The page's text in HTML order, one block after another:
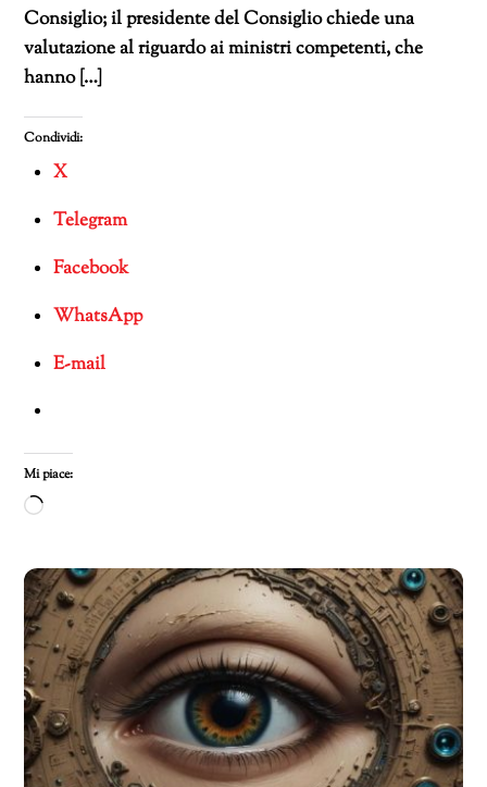
Consiglio; il presidente del Consiglio chiede una
valutazione al riguardo ai ministri competenti, che
hanno […]
Condividi:
X
Telegram
Facebook
WhatsApp
E-mail
Mi piace:
Caricamento
corso…